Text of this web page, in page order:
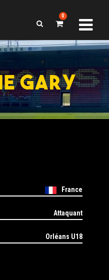
0
GARY
France
Attaquant
Orléans U18